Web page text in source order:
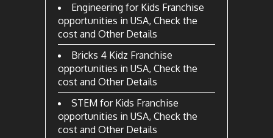
Engineering for Kids Franchise
opportunities in USA, Check the
cost and Other Details
Bricks 4 Kidz Franchise
opportunities in USA, Check the
cost and Other Details
STEM for Kids Franchise
opportunities in USA, Check the
cost and Other Details